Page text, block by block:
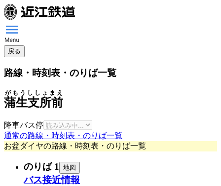
戻る
路線・時刻表・のりば一覧
蒲生支所前
がもうししょまえ
降車バス停
通常の路線・時刻表・のりば一覧
お盆ダイヤの路線・時刻表・のりば一覧
のりば 1 地図
バス接近情報